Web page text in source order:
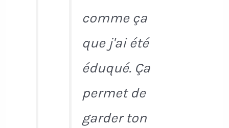
comme ça
que j'ai été
éduqué. Ça
permet de
garder ton